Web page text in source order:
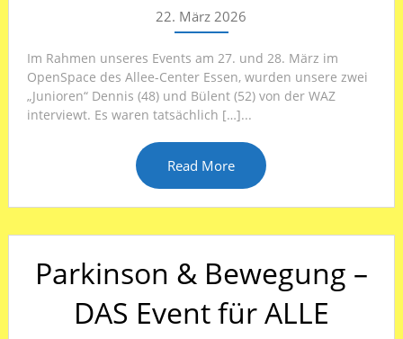
22. März 2026
Im Rahmen unseres Events am 27. und 28. März im
OpenSpace des Allee-Center Essen, wurden unsere zwei
„Junioren“ Dennis (48) und Bülent (52) von der WAZ
interviewt. Es waren tatsächlich […]...
Read More
Parkinson & Bewegung –
DAS Event für ALLE